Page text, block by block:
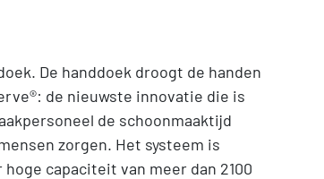
De handdoek droogt de handen
de nieuwste innovatie die is
de schoonmaaktijd
zorgen. Het systeem is
capaciteit van meer dan 2100